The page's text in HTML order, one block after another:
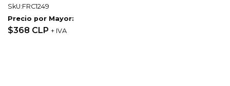
SkU:FRC1249
Precio por Mayor:
$368 CLP + IVA